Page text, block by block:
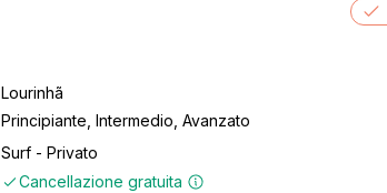
Lourinhã
Principiante, Intermedio, Avanzato
Surf - Privato
Cancellazione gratuita